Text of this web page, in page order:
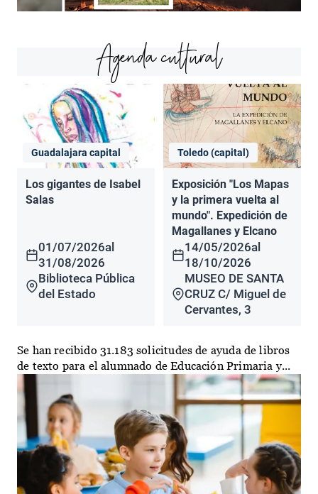
Agenda cultural
Guadalajara capital
Los gigantes de Isabel
Salas
01/07/2026al
31/08/2026
Biblioteca Pública
del Estado
Toledo (capital)
Exposición "Los Mapas
y la primera vuelta al
mundo". Expedición de
Magallanes y Elcano
14/05/2026al
18/10/2026
MUSEO DE SANTA
CRUZ C/ Miguel de
Cervantes, 3
Se han recibido 31.183 solicitudes de ayuda de libros
de texto para el alumnado de Educación Primaria y...